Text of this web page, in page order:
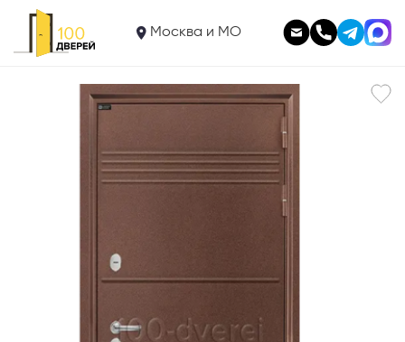
Москва и МО
Входная дверь
Эбигейл
36 750
В корзину